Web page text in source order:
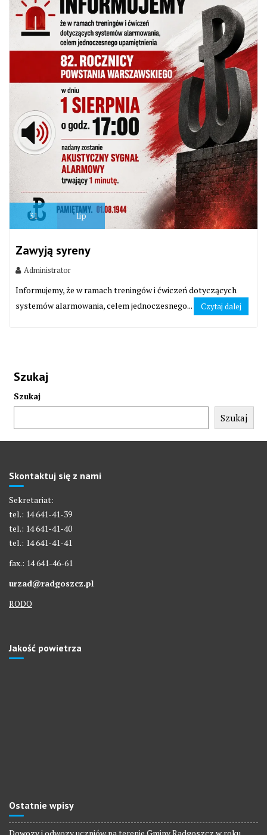
31 lip
Zawyją syreny
Administrator
Informujemy, że w ramach treningów i ćwiczeń dotyczących
systemów alarmowania, celem jednoczesnego...
Czytaj dalej
Szukaj
Szukaj
Szukaj
Skontaktuj się z nami
Sekretariat:
tel.: 14 641-41-39
tel.: 14 641-41-40
tel.: 14 641-41-41
fax.: 14 641-46-61
urzad@radgoszcz.pl
RODO
Jakość powietrza
Ostatnie wpisy